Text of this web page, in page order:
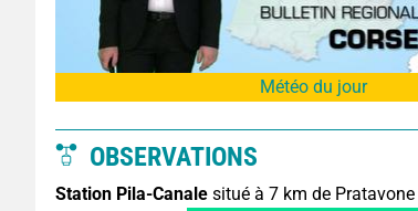
Météo du jour
OBSERVATIONS
Station Pila-Canale situé à 7 km de Pratavone